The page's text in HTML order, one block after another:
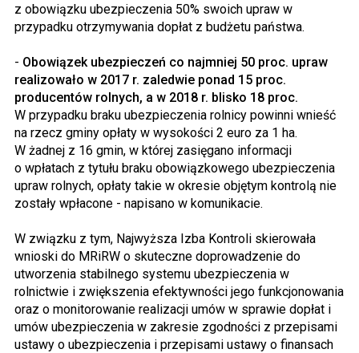
z obowiązku ubezpieczenia 50% swoich upraw w
przypadku otrzymywania dopłat z budżetu państwa.
- Obowiązek ubezpieczeń co najmniej 50 proc. upraw
realizowało w 2017 r. zaledwie ponad 15 proc.
producentów rolnych, a w 2018 r. blisko 18 proc.
W przypadku braku ubezpieczenia rolnicy powinni wnieść
na rzecz gminy opłaty w wysokości 2 euro za 1 ha.
W żadnej z 16 gmin, w której zasięgano informacji
o wpłatach z tytułu braku obowiązkowego ubezpieczenia
upraw rolnych, opłaty takie w okresie objętym kontrolą nie
zostały wpłacone - napisano w komunikacie.
W związku z tym, Najwyższa Izba Kontroli skierowała
wnioski do MRiRW o skuteczne doprowadzenie do
utworzenia stabilnego systemu ubezpieczenia w
rolnictwie i zwiększenia efektywności jego funkcjonowania
oraz o monitorowanie realizacji umów w sprawie dopłat i
umów ubezpieczenia w zakresie zgodności z przepisami
ustawy o ubezpieczenia i przepisami ustawy o finansach